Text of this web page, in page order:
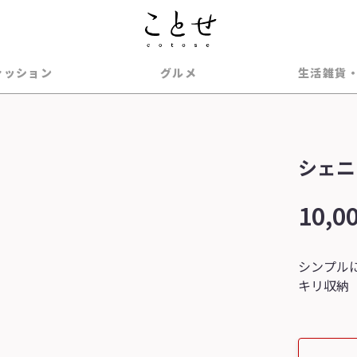
ッション グルメ 生活雑貨
シェ
シンプル
キリ収納